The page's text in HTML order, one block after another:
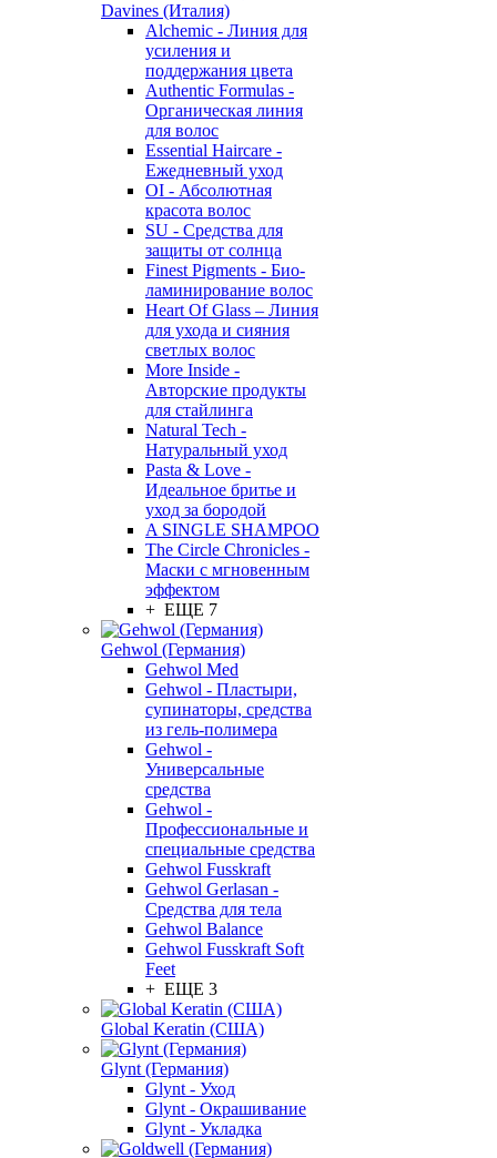
Davines (Италия)
Alchemic - Линия для
усиления и
поддержания цвета
Authentic Formulas -
Органическая линия
для волос
Essential Haircare -
Eжедневный уход
OI - Абсолютная
красота волос
SU - Средства для
защиты от солнца
Finest Pigments - Био-
ламинирование волос
Heart Of Glass – Линия
для ухода и сияния
светлых волос
More Inside -
Авторские продукты
для стайлинга
Natural Tech -
Натуральный уход
Pasta & Love -
Идеальное бритье и
уход за бородой
A SINGLE SHAMPOO
The Circle Chronicles -
Маски с мгновенным
эффектом
+ ЕЩЕ 7
Gehwol (Германия)
Gehwol Med
Gehwol - Пластыри,
супинаторы, средства
из гель-полимера
Gehwol -
Универсальные
средства
Gehwol -
Профессиональные и
специальные средства
Gehwol Fusskraft
Gehwol Gerlasan -
Средства для тела
Gehwol Balance
Gehwol Fusskraft Soft
Feet
+ ЕЩЕ 3
Global Keratin (США)
Glynt (Германия)
Glynt - Уход
Glynt - Окрашивание
Glynt - Укладка